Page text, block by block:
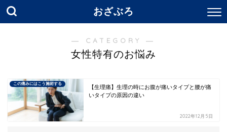
おざぶろ
― CATEGORY ―
女性特有のお悩み
この痛みにはこう施術する
【生理痛】生理の時にお腹が痛いタイプと腰が痛
いタイプの原因の違い
2022年12月5日